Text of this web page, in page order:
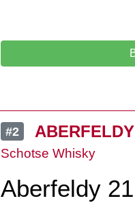
#2
Schotse Whisky
Aberfeldy